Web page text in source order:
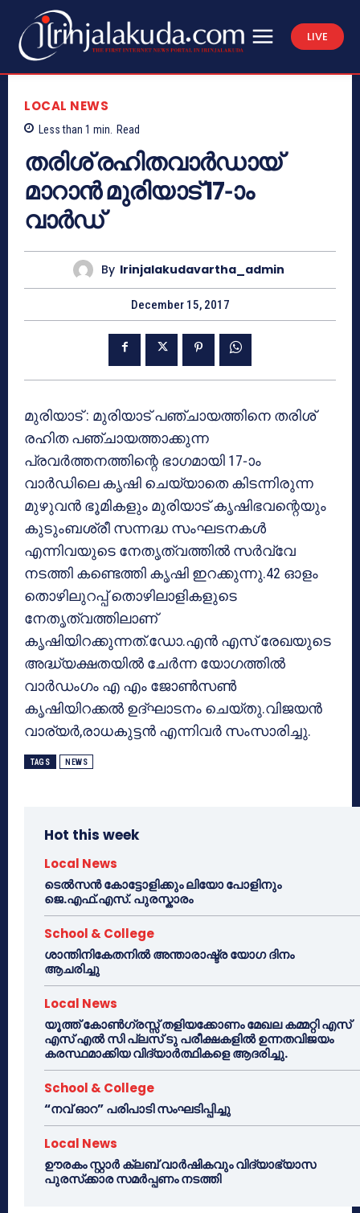
LIVE
LOCAL NEWS
Less than 1 min. Read
തരിശ് രഹിതവാര്‍ഡായ്
മാറാന്‍ മുരിയാട് 17-ാം
വാര്‍ഡ്
By Irinjalakudavartha_admin
December 15, 2017
മുരിയാട് : മുരിയാട് പഞ്ചായത്തിനെ തരിശ്
രഹിത പഞ്ചായത്താക്കുന്ന
പ്രവര്‍ത്തനത്തിന്റെ ഭാഗമായി 17-ാം
വാര്‍ഡിലെ കൃഷി ചെയ്യാതെ കിടന്നിരുന്ന
മുഴുവന്‍ ഭൂമികളും മുരിയാട് കൃഷിഭവന്റെയും
കുടുംബശ്രീ സന്നദ്ധ സംഘടനകള്‍
എന്നിവയുടെ നേതൃത്വത്തില്‍ സര്‍വ്വേ
നടത്തി കണ്ടെത്തി കൃഷി ഇറക്കുന്നു.42 ഓളം
തൊഴിലുറപ്പ് തൊഴിലാളികളുടെ
നേതൃത്വത്തിലാണ്
കൃഷിയിറക്കുന്നത്.ഡോ.എന്‍ എസ് രേഖയുടെ
അദ്ധ്യക്ഷതയില്‍ ചേര്‍ന്ന യോഗത്തില്‍
വാര്‍ഡംഗം എ എം ജോണ്‍സണ്‍
കൃഷിയിറക്കല്‍ ഉദ്ഘാടനം ചെയ്തു.വിജയന്‍
വാര്യര്‍,രാധകുട്ടന്‍ എന്നിവര്‍ സംസാരിച്ചു.
TAGS NEWS
Hot this week
Local News
ടെൽസൻ കോട്ടോളിക്കും ലിയോ പോളിനും
ജെ.എഫ്.എസ്. പുരസ്കാരം
School & College
ശാന്തിനികേതനിൽ അന്താരാഷ്ട്ര യോഗ ദിനം
ആചരിച്ചു
Local News
യൂത്ത് കോൺഗ്രസ്സ് തളിയക്കോണം മേഖല കമ്മറ്റി എസ്
എസ് എൽ സി പ്ലസ് ടു പരീക്ഷകളിൽ ഉന്നതവിജയം
കരസ്ഥമാക്കിയ വിദ്യാർത്ഥികളെ ആദരിച്ചു.
School & College
“നവ് ഓറ” പരിപാടി സംഘടിപ്പിച്ചു
Local News
ഊരകം സ്റ്റാർ ക്ലബ് വാർഷികവും വിദ്യാഭ്യാസ
പുരസ്‌ക്കാര സമർപ്പണം നടത്തി